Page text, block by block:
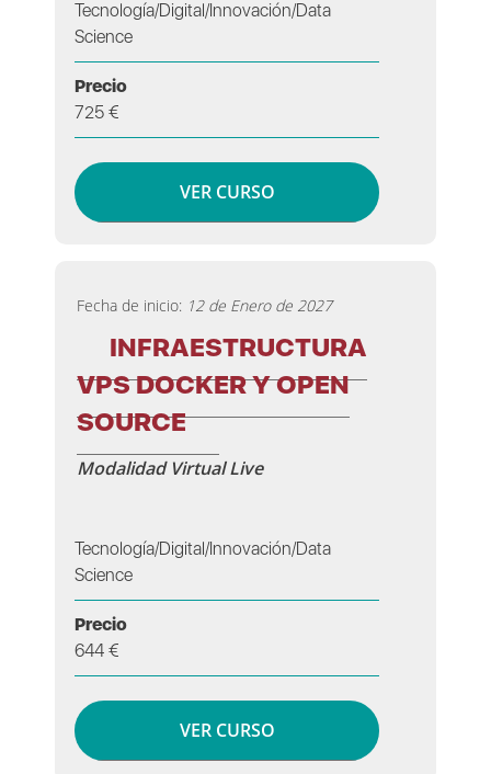
Tecnología/Digital/Innovación/Data
Science
Precio
725 €
VER CURSO
Fecha de inicio: 12 de Enero de 2027
INFRAESTRUCTURA
VPS DOCKER Y OPEN
SOURCE
Modalidad Virtual Live
Tecnología/Digital/Innovación/Data
Science
Precio
644 €
VER CURSO